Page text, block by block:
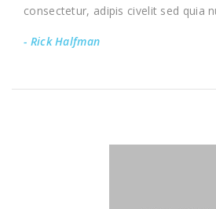
consectetur, adipis civelit sed quia
- Rick Halfman